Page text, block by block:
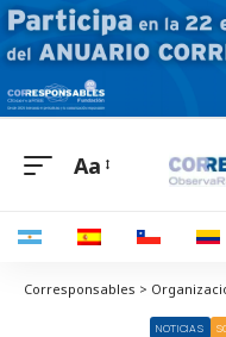
Aa
NOTICIAS